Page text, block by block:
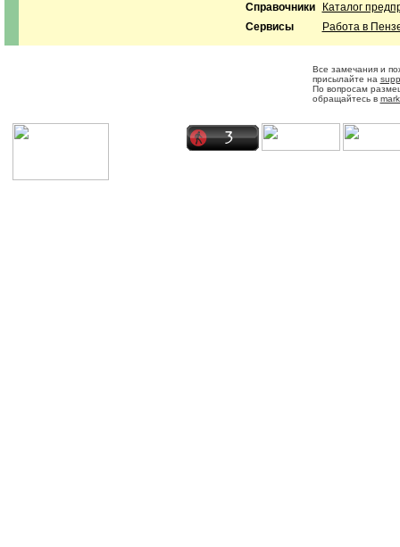
Справочники
Каталог
Сервисы
Работа в
Все замечания и
присылайте на
По вопросам
обращайтесь в